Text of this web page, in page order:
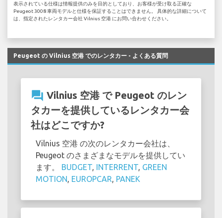
表示されている仕様は情報提供のみを目的としており、お客様が受け取る正確な
Peugeot 3008 車両モデルと仕様を保証することはできません。 具体的な詳細について
は、指定されたレンタカー会社 Vilnius 空港 にお問い合わせください。
Peugeot の Vilnius 空港 でのレンタカー - よくある質問
question_answer Vilnius 空港 で Peugeot のレン
タカーを提供しているレンタカー会
社はどこですか?
Vilnius 空港 の次のレンタカー会社は、
Peugeot のさまざまなモデルを提供してい
ます。 BUDGET INTERRENT GREEN
MOTION EUROPCAR PANEK